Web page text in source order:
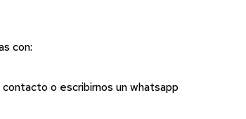
con:
contacto o escribirnos un whatsapp